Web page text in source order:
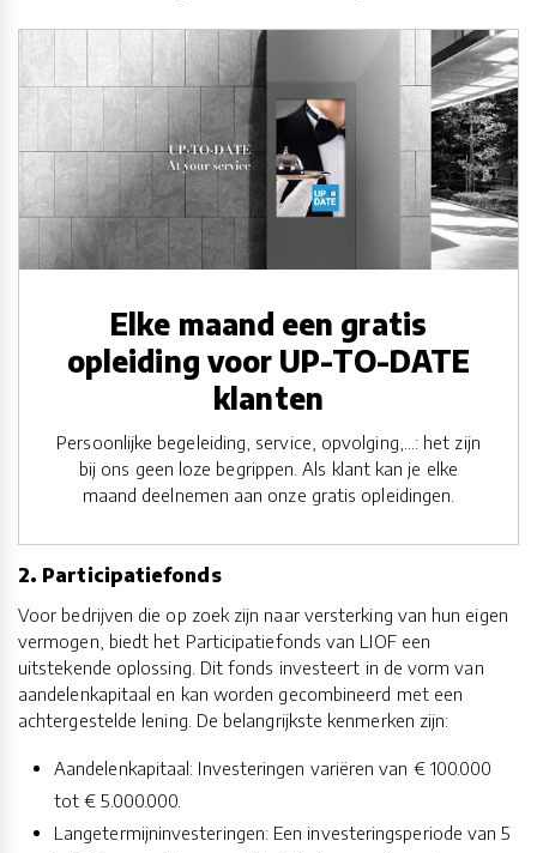
Elke maand een gratis
opleiding voor UP-TO-DATE
klanten
Persoonlijke begeleiding, service, opvolging,...: het zijn
bij ons geen loze begrippen. Als klant kan je elke
maand deelnemen aan onze gratis opleidingen.
2. Participatiefonds
Voor bedrijven die op zoek zijn naar versterking van hun eigen
vermogen, biedt het Participatiefonds van LIOF een
uitstekende oplossing. Dit fonds investeert in de vorm van
aandelenkapitaal en kan worden gecombineerd met een
achtergestelde lening. De belangrijkste kenmerken zijn:
Aandelenkapitaal: Investeringen variëren van € 100.000
tot € 5.000.000.
Langetermijninvesteringen: Een investeringsperiode van 5